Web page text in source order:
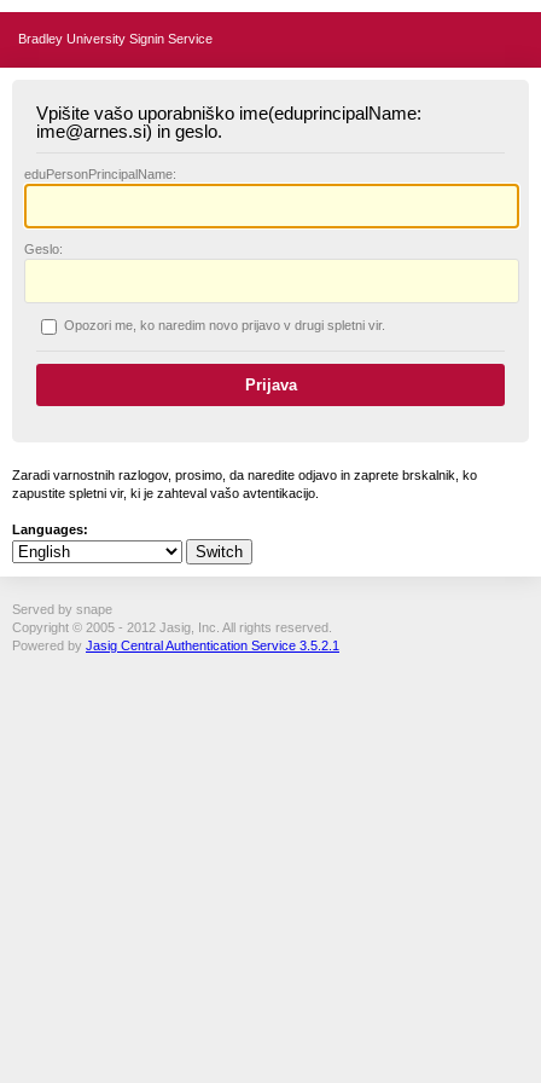
Bradley University Signin Service
Vpišite vašo uporabniško ime(eduprincipalName:
ime@arnes.si) in geslo.
eduPersonPrincipalName:
Geslo:
Opozori me, ko naredim novo prijavo v drugi spletni vir.
Zaradi varnostnih razlogov, prosimo, da naredite odjavo in zaprete brskalnik, ko
zapustite spletni vir, ki je zahteval vašo avtentikacijo.
Languages:
Served by snape
Copyright © 2005 - 2012 Jasig, Inc. All rights reserved.
Powered by Jasig Central Authentication Service 3.5.2.1